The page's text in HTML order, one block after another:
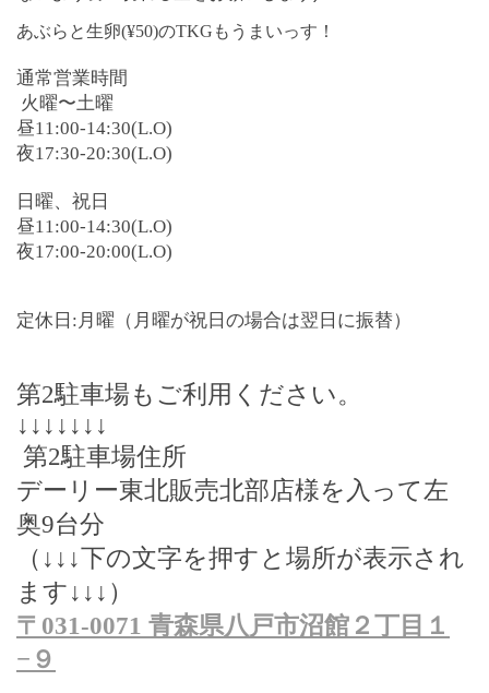
あぶらと生卵(¥50)のTKGもうまいっす！
通常営業時間
火曜〜土曜
昼11:00-14:30(L.O)
夜17:30-20:30(L.O)
日曜、祝日
昼11:00-14:30(L.O)
夜17:00-20:00(L.O)
定休日:月曜（月曜が祝日の場合は翌日に振替）
第2駐車場もご利用ください。
↓↓↓↓↓↓↓
第2駐車場住所
デーリー東北販売北部店様を入って左
奥9台分
（ ↓↓↓下の文字を押すと場所が表示され
ます ↓↓↓ ）
〒 031-0071 青森県八戸市沼館２丁目１
− ９